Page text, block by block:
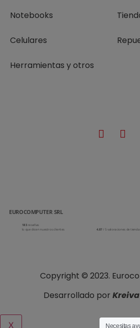
Notebooks
Celulares
Herramientas y otros
EUROCOMPUTER SRL
183 reseñas
lo que dicen nuestros clientes 4.87 / 5 valoraciones de tienda
Copyright © 2023.
Desarrollado por
X Necesitas